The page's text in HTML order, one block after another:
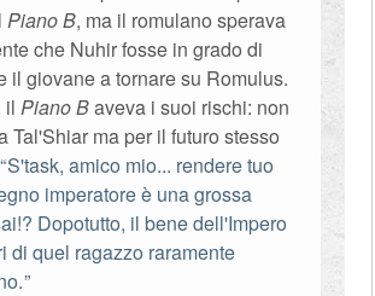
Piano B, ma il romulano sperava
che Nuhir fosse in grado di
il giovane a tornare su Romulus.
ilPiano Baveva i suoi rischi: non
Tal'Shiar ma per il futuro stesso
S'task, amico mio... rendere tuo
imperatore è una grossa
Dopotutto, il bene dell'Impero
di quel ragazzo raramente